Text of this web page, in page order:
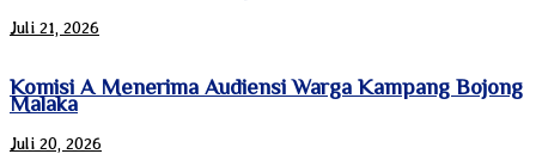
Juli 21, 2026
Komisi A Menerima Audiensi Warga Kampang Bojong
Malaka
Juli 20, 2026